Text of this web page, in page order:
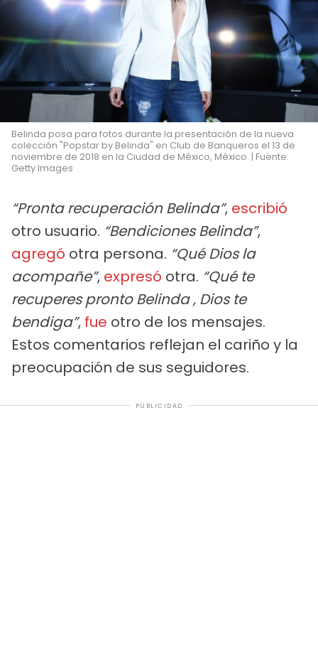
Belinda posa para fotos durante la presentación de la nueva
colección "Popstar by Belinda" en Club de Banqueros el 13 de
noviembre de 2018 en la Ciudad de México, México. | Fuente:
Getty Images
“Pronta recuperación Belinda”, escribió
otro usuario. “Bendiciones Belinda”,
agregó otra persona. “Qué Dios la
acompañe”, expresó otra. “Qué te
recuperes pronto Belinda , Dios te
bendiga”, fue otro de los mensajes.
Estos comentarios reflejan el cariño y la
preocupación de sus seguidores.
PUBLICIDAD